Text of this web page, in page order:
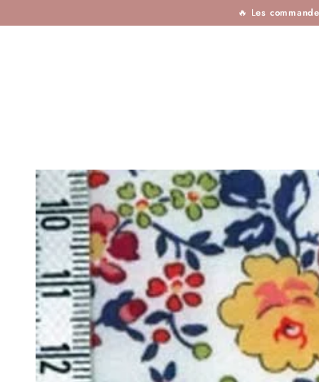
🔥 Les
IGNORER LES
INFORMATIONS SUR
LE PRODUIT